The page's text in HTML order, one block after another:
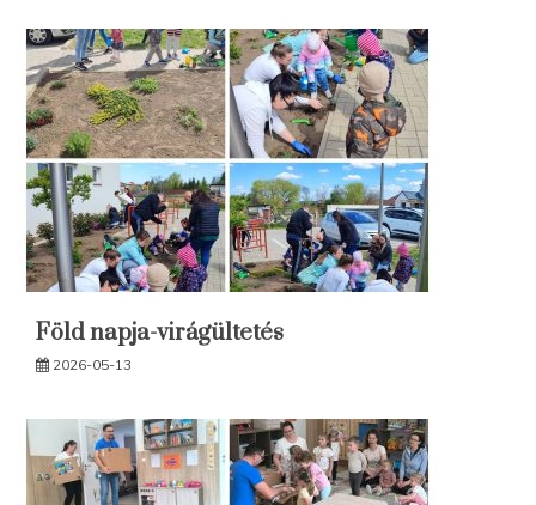
Föld napja-virágültetés
2026-05-13